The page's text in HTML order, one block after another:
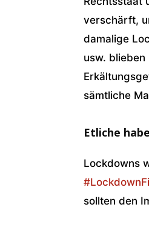
verschärft,
damalige
usw.
sämtliche
Etliche
Lockdowns
sollten den